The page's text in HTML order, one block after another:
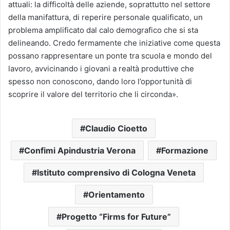
attuali: la difficoltà delle aziende, soprattutto nel settore
della manifattura, di reperire personale qualificato, un
problema amplificato dal calo demografico che si sta
delineando. Credo fermamente che iniziative come questa
possano rappresentare un ponte tra scuola e mondo del
lavoro, avvicinando i giovani a realtà produttive che
spesso non conoscono, dando loro l’opportunità di
scoprire il valore del territorio che li circonda».
Claudio Cioetto
Confimi Apindustria Verona Formazione
Istituto comprensivo di Cologna Veneta
Orientamento
Progetto “Firms for Future”